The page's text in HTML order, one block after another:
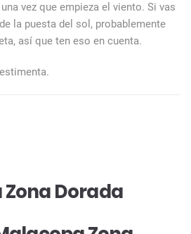
vez que empieza el viento. Si vas
la puesta del sol, probablemente
así que ten eso en cuenta.
Zona Dorada